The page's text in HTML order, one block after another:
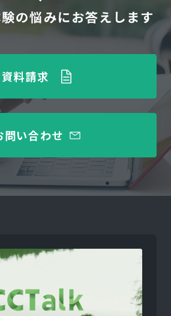
の悩みにお答えします
資料請求
問い合わせ